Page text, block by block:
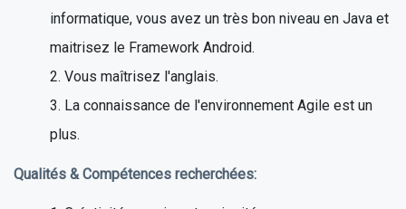
informatique, vous avez un très bon niveau en Java et
maitrisez le Framework Android.
Vous maîtrisez l'anglais.
La connaissance de l'environnement Agile est un
plus.
Qualités & Compétences recherchées: